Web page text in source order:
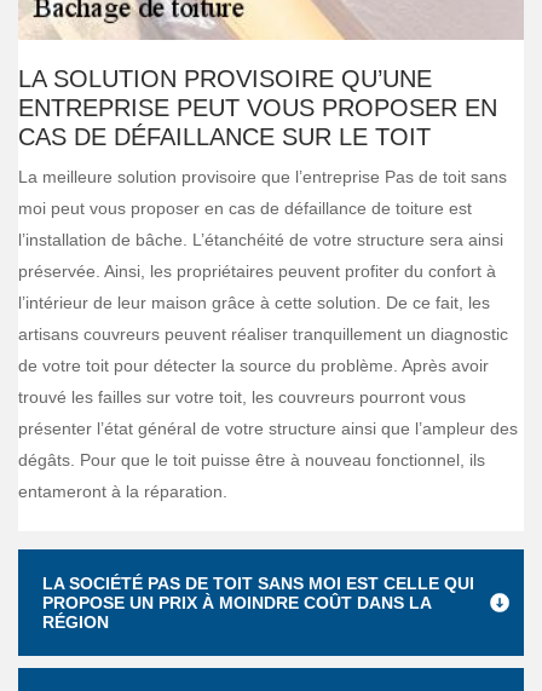
LA SOLUTION PROVISOIRE QU’UNE
ENTREPRISE PEUT VOUS PROPOSER EN
CAS DE DÉFAILLANCE SUR LE TOIT
La meilleure solution provisoire que l’entreprise Pas de toit sans
moi peut vous proposer en cas de défaillance de toiture est
l’installation de bâche. L’étanchéité de votre structure sera ainsi
préservée. Ainsi, les propriétaires peuvent profiter du confort à
l’intérieur de leur maison grâce à cette solution. De ce fait, les
artisans couvreurs peuvent réaliser tranquillement un diagnostic
de votre toit pour détecter la source du problème. Après avoir
trouvé les failles sur votre toit, les couvreurs pourront vous
présenter l’état général de votre structure ainsi que l’ampleur des
dégâts. Pour que le toit puisse être à nouveau fonctionnel, ils
entameront à la réparation.
LA SOCIÉTÉ PAS DE TOIT SANS MOI EST CELLE QUI
PROPOSE UN PRIX À MOINDRE COÛT DANS LA
RÉGION